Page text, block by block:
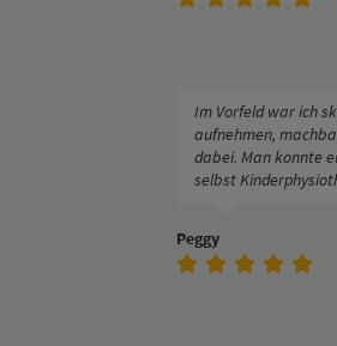
Im Vorfeld war ich
aufnehmen,
dabei. Man konnte
selbst
Peggy